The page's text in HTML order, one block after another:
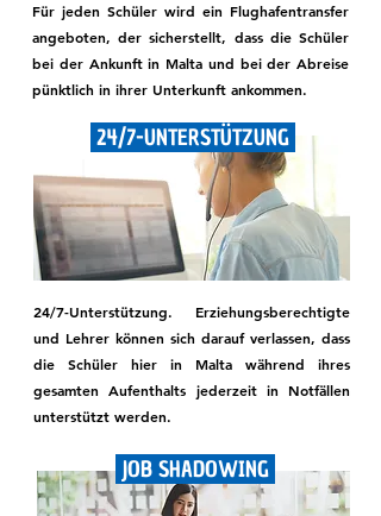
Für jeden Schüler wird ein Flughafentransfer
angeboten, der sicherstellt, dass die Schüler
bei der Ankunft in Malta und bei der Abreise
pünktlich in ihrer Unterkunft ankommen.
24/7-UNTERSTÜTZUNG
24/7-Unterstützung. Erziehungsberechtigte
und Lehrer können sich darauf verlassen, dass
die Schüler hier in Malta während ihres
gesamten Aufenthalts jederzeit in Notfällen
unterstützt werden.
JOB SHADOWING